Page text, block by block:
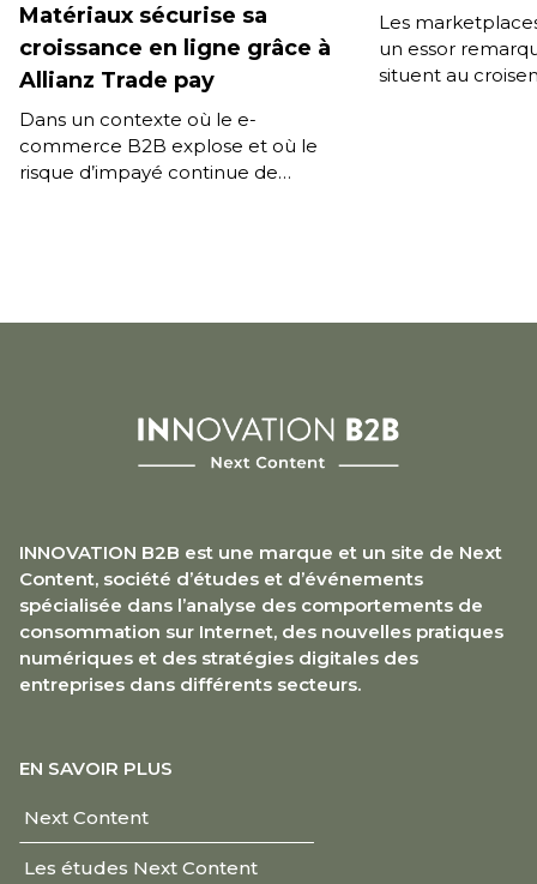
Matériaux sécurise sa
croissance en ligne grâce à
Allianz Trade pay
Dans un contexte où le e-
commerce B2B explose et où le
risque d’impayé continue de
Les
un essor
situent au
INNOVATION B2B est une marque et un site de Next
Content, société d’études et d’événements
spécialisée dans l’analyse des comportements de
consommation sur Internet, des nouvelles pratiques
numériques et des stratégies digitales des
entreprises dans différents secteurs.
EN SAVOIR PLUS
Next Content
Les études Next Content